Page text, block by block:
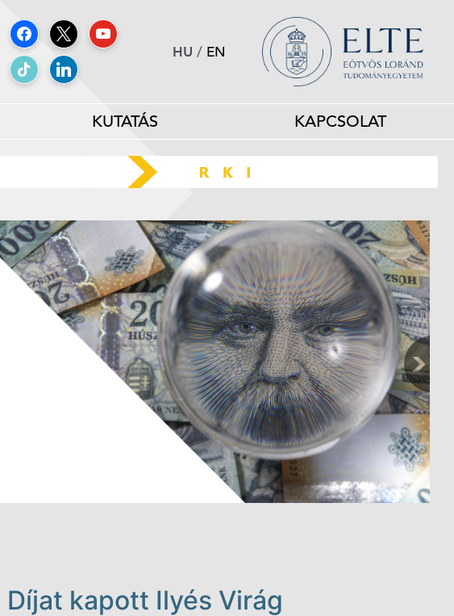
HU / EN
KUTATÁS KAPCSOLAT
kapott Ilyés Virág